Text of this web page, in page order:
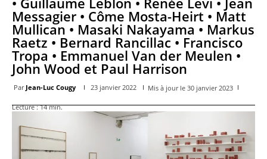
Messagier • Côme Mosta-Heirt • Matt
Mullican • Masaki Nakayama • Markus
Raetz • Bernard Rancillac • Francisco
Tropa • Emmanuel Van der Meulen •
John Wood et Paul Harrison
Par Jean-Luc Cougy 23 janvier 2022 Mis à jour le 30 janvier 2023
Lecture :14min.